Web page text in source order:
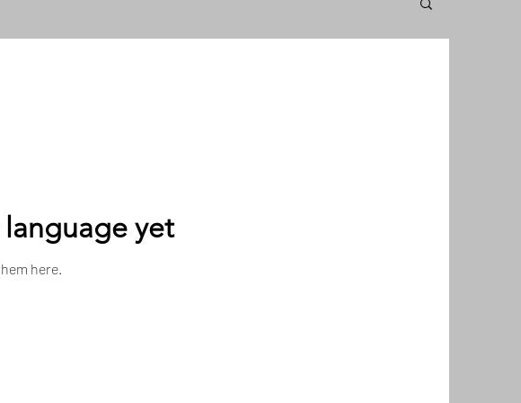
yet
here.